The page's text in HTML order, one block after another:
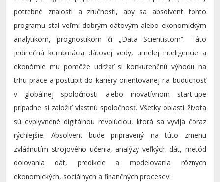
potrebné znalosti a zručnosti, aby sa absolvent tohto
programu stal veľmi dobrým dátovým alebo ekonomickým
analytikom, prognostikom či „Data Scientistom“. Táto
jedinečná kombinácia dátovej vedy, umelej inteligencie a
ekonómie mu pomôže udržať si konkurenčnú výhodu na
trhu práce a postúpiť do kariéry orientovanej na budúcnosť
v globálnej spoločnosti alebo inovatívnom start-upe
prípadne si založiť vlastnú spoločnosť. Všetky oblasti života
sú ovplyvnené digitálnou revolúciou, ktorá sa vyvíja čoraz
rýchlejšie. Absolvent bude pripravený na túto zmenu
zvládnutím strojového učenia, analýzy veľkých dát, metód
dolovania dát, predikcie a modelovania rôznych
ekonomických, sociálnych a finančných procesov.